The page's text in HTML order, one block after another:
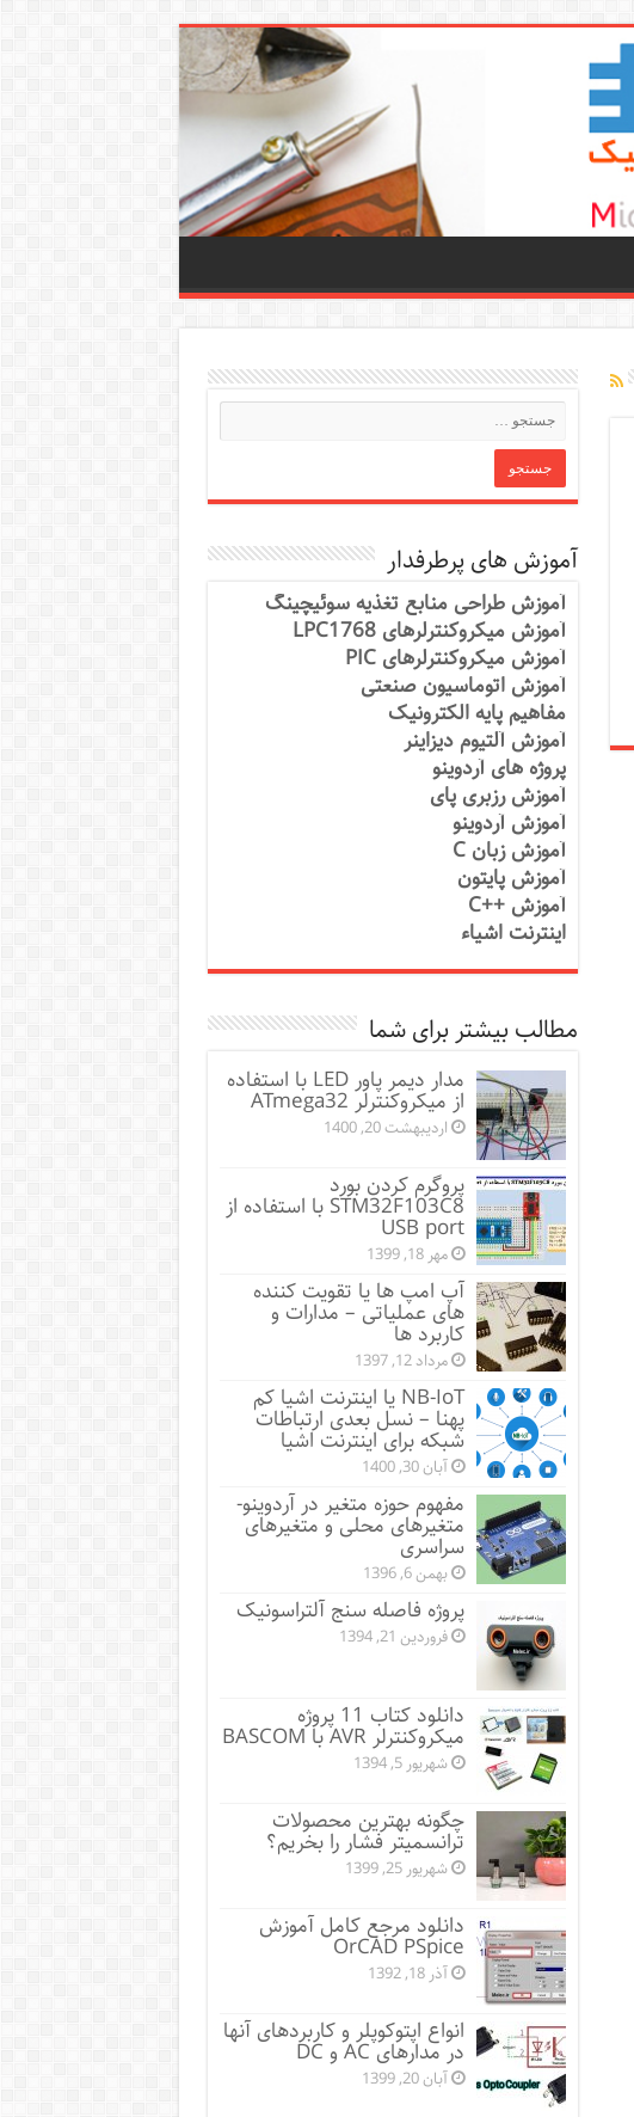
آموزش های پرطرفدار
آموزش طراحی منابع تغذیه سوئیچینگ
آموزش میکروکنترلرهای LPC1768
آموزش میکروکنترلرهای PIC
آموزش اتوماسیون صنعتی
مفاهیم پایه الکترونیک
آموزش آلتیوم دیزاینر
پروژه های آردوینو
آموزش رزبری پای
آموزش آردوینو
آموزش زبان C
آموزش پایتون
آموزش ++C
اینترنت اشیاء
مطالب بیشتر برای شما
مدار دیمر پاور LED با استفاده
از میکروکنترلر ATmega32
اردیبهشت 20, 1400
پروگرم کردن بورد
STM32F103C8 با استفاده از
USB port
مهر 18, 1399
آپ امپ ها یا تقویت کننده
های عملیاتی – مدارات و
کاربرد ها
مرداد 12, 1397
NB-IoT یا اینترنت اشیا کم
پهنا – نسل بعدی ارتباطات
شبکه برای اینترنت اشیا
آبان 30, 1400
مفهوم حوزه متغیر در آردوینو-
متغیرهای محلی و متغیرهای
سراسری
بهمن 6, 1396
پروژه فاصله سنج آلتراسونیک
فروردین 21, 1394
دانلود کتاب 11 پروژه
میکروکنترلر AVR با BASCOM
شهریور 5, 1394
چگونه بهترین محصولات
ترانسمیتر فشار را بخریم؟
شهریور 25, 1399
دانلود مرجع کامل آموزش
OrCAD PSpice
آذر 18, 1392
انواع اپتوکوپلر و کاربردهای آنها
در مدارهای AC و DC
آبان 20, 1399